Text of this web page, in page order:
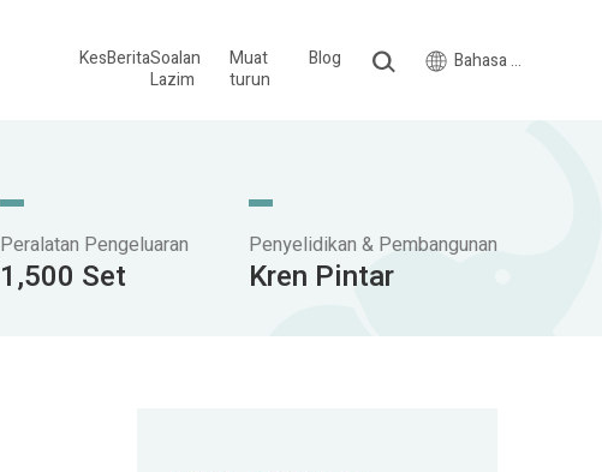
KesBeritaSoalan
Lazim
Muat
turun
Blog Bahasa Melayu
Peralatan Pengeluaran
1,500 Set
Penyelidikan & Pembangunan
Kren Pintar